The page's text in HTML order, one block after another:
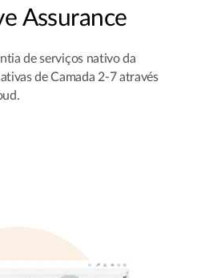
Assurance
de serviços nativo da
de Camada 2-7 através